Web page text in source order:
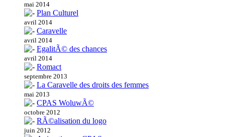
mai 2014
Plan Culturel
avril 2014
Caravelle
avril 2014
EgalitÃ© des chances
avril 2014
Romact
septembre 2013
La Caravelle des droits des femmes
mai 2013
CPAS WoluwÃ©
octobre 2012
RÃ©alisation du logo
juin 2012